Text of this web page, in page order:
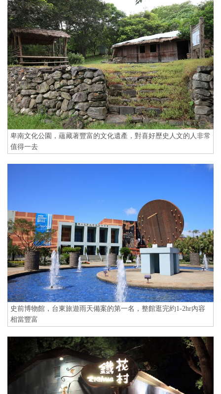
卑南文化公園，蘊藏著豐富的文化遺產，對喜好歷史人文的人非常
值得一去
史前博物館，台東旅遊雨天備案的第一名，整館逛完約1-2hr內容
相當豐富